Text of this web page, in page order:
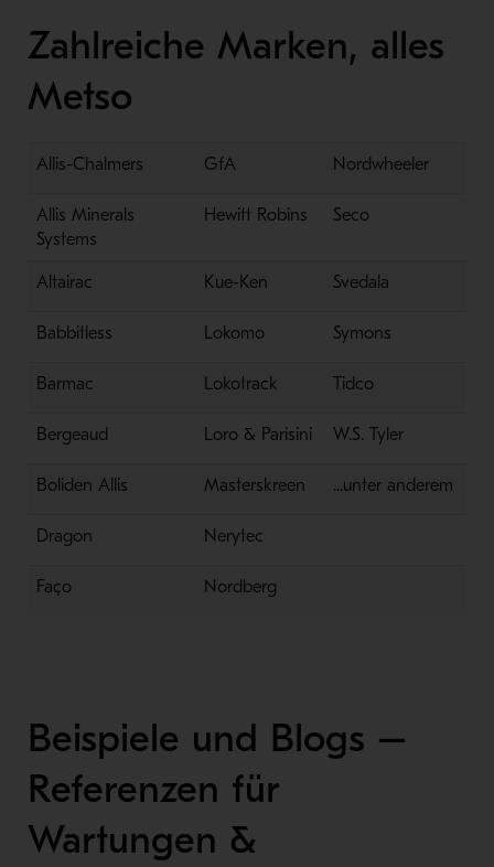
Zahlreiche Marken, alles
Metso
Allis-Chalmers GfA Nordwheeler
Allis Minerals
Systems
Hewitt Robins Seco
Altairac Kue-Ken Svedala
Babbitless Lokomo Symons
Barmac Lokotrack Tidco
Bergeaud Loro & Parisini W.S. Tyler
Boliden Allis Masterskreen ...unter anderem
Dragon Nerytec
Faço Nordberg
Beispiele und Blogs –
Referenzen für
Wartungen &